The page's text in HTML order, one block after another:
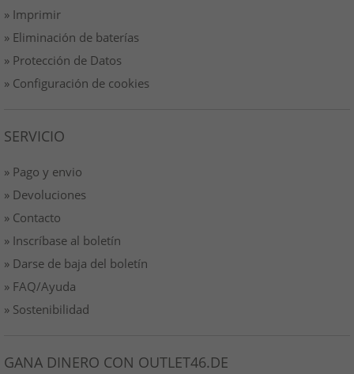
» Imprimir
» Eliminación de baterías
» Protección de Datos
» Configuración de cookies
SERVICIO
» Pago y envio
» Devoluciones
» Contacto
» Inscríbase al boletín
» Darse de baja del boletín
» FAQ/Ayuda
» Sostenibilidad
GANA DINERO CON OUTLET46.DE